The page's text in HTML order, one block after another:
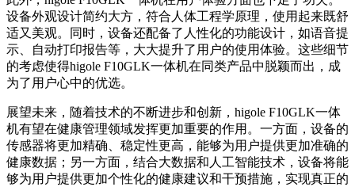
设备外观设计简约大方，符合人体工程学原理，使用起来既舒
适又美观。同时，设备还配备了人性化的功能设计，如语音提
示、自动打印报告等，大大提升了用户的使用体验。这些细节
的考虑使得higole F10GLK一体机在同类产品中脱颖而出，成
为了用户心中的优选。
展望未来，随着技术的不断进步和创新，higole F10GLK一体
机有望在健康管理领域发挥更加重要的作用。一方面，设备的
传感器将更加精确、稳定性更高，能够为用户提供更加准确的
健康数据；另一方面，结合大数据和人工智能技术，设备将能
够为用户提供更加个性化的健康建议和干预措施，实现真正的